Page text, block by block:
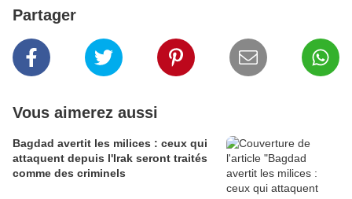
Partager
Vous aimerez aussi
Bagdad avertit les milices : ceux qui
attaquent depuis l'Irak seront traités
comme des criminels